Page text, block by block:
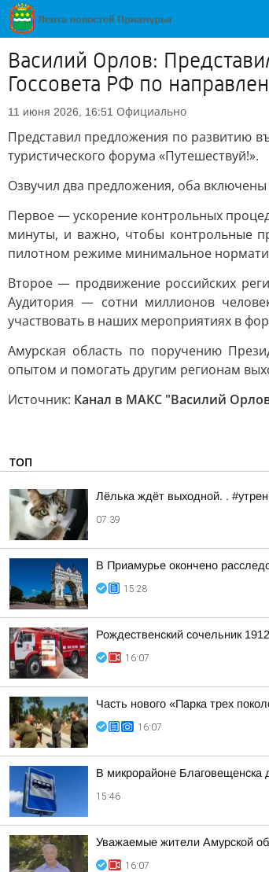
Василий Орлов:
Госсовета РФ по
11 июня 2026, 16:51 Официально
Представил предложения по развитию
туристического форума «Путешествуй!».
Озвучил два предложения, оба
Первое — ускорение контрольных
минуты, и важно, чтобы контрольные
пилотном режиме минимальное
Второе — продвижение российских
Аудитория — сотни миллионов
участвовать в наших мероприятиях в
Амурская область по поручению
опытом и помогать другим регионам
Источник: Канал в МАКС "Василий
ТОП
Лёлька ждёт выходной. .
07:39
В Приамурье окончено
15:28
Рождественский сочельник
16:07
Часть нового «Парка трех
16:07
В микрорайоне Благовещенска
15:46
Уважаемые жители Амурской
16:07